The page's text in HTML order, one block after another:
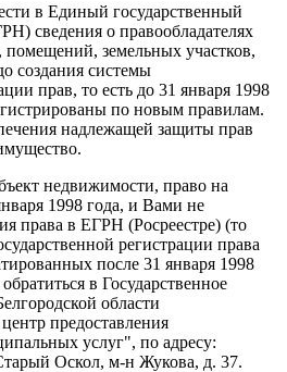
в Единый государственный
сведения о правообладателях
земельных участков,
создания системы
прав, то есть до 31 января 1998
по новым правилам.
надлежащей защиты прав
недвижимости, право на
1998 года, и Вами не
права в ЕГРН (Росреестре) (то
регистрации права
после 31 января 1998
в Государственное
области
предоставления
услуг", по адресу:
Оскол, м-н Жукова, д. 37.